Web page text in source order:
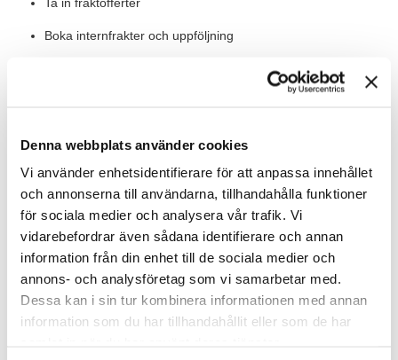
Denna webbplats använder cookies
Vi använder enhetsidentifierare för att anpassa innehållet
och annonserna till användarna, tillhandahålla funktioner
för sociala medier och analysera vår trafik. Vi
vidarebefordrar även sådana identifierare och annan
information från din enhet till de sociala medier och
annons- och analysföretag som vi samarbetar med.
Dessa kan i sin tur kombinera informationen med annan
information som du har tillhandahållit eller som de har
Boka internfrakter och uppföljning
Värt att veta
Du utgår från kontoret i norra Stockholm och jobbar i fina lokaler
tillsammans med 5 andra kollegor. Du inleder med att vara
anställd som konsult på TNG där planen är att på sikt gå över i
en anställning på företaget.
Våra förväntningar
För att lyckas i rollen ser vi att du har mycket goda kunskaper i
Exceldokument. Du är van att jobba i olika system och har lätt